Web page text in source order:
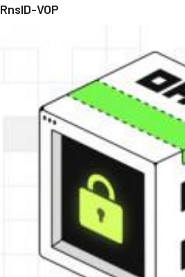
RnsID-VOP